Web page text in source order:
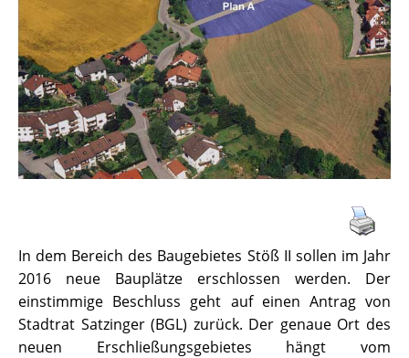
In dem Bereich des Baugebietes Stöß II sollen im Jahr
2016 neue Bauplätze erschlossen werden. Der
einstimmige Beschluss geht auf einen Antrag von
Stadtrat Satzinger (BGL) zurück. Der genaue Ort des
neuen Erschließungsgebietes hängt vom